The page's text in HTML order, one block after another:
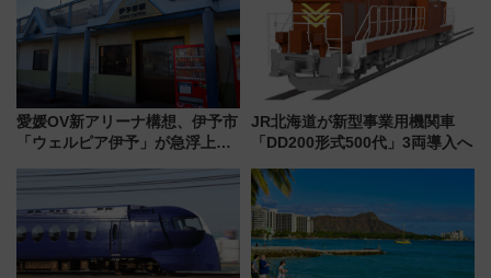
愛媛OV新アリーナ構想、伊予市
「ウェルピア伊予」が急浮上！
で探る鉄道アクセスの未来
JR北海道が新型事業用機関車
「DD200形式500代」3両導入へ